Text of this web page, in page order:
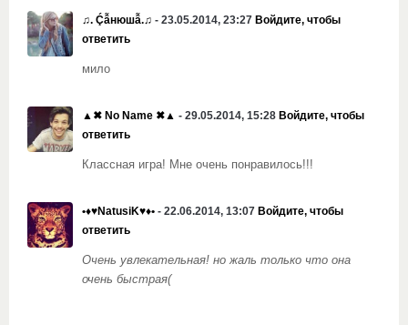
♫. Ḉẫнюшẫ.♫ - 23.05.2014, 23:27 Войдите, чтобы
ответить
мило
▲✖ No Name ✖▲ - 29.05.2014, 15:28 Войдите, чтобы
ответить
Классная игра! Мне очень понравилось!!!
•♦♥NatusiK♥♦• - 22.06.2014, 13:07 Войдите, чтобы
ответить
Очень увлекательная! но жаль только что она
очень быстрая(